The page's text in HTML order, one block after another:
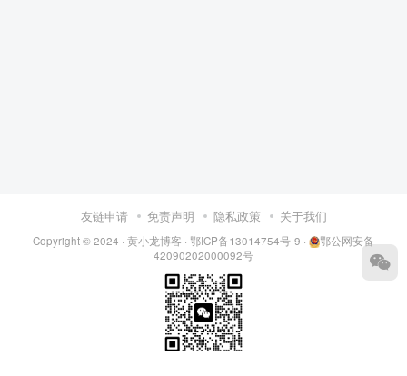
友链申请 免责声明 隐私政策 关于我们
Copyright © 2024 ·黄小龙博客 ·鄂ICP备13014754号-9 ·
鄂公网安备
42090202000092号